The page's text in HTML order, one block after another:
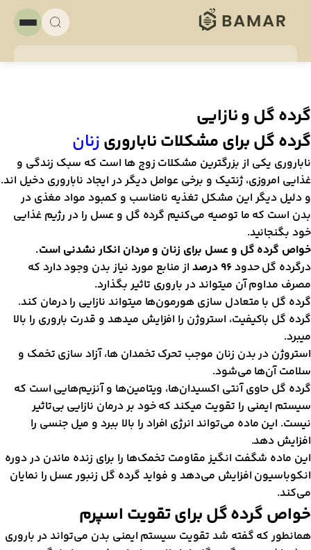
گل و نازایی
گل برای مشکلات ناباروریزنان
یکی از بزرگترین مشکلات زوج ها است که سبک زندگی و
امروزی، ژنتیک و برخی عوامل دیگر در ایجاد نا‌باروری دخیل اند.
دلیل دیگر این مشکل تغذیه نامناسب و کمبود مواد مغذی در
است که ما توصیه می‌کنیم گرده گل و عسل را در رژیم غذایی
بگنجانید.
گرده گل و عسل برای زنان و مردان انکار نشدنی است.
گل حدود۹۶ درصد
از منابع مورد نیاز بدن وجود دارد که
مداوم آن میتواند در باروری تاثیر بگذارد.
گل با متعادل سازی هورمون‌ها میتواند نازایی را درمان کند.
گل باکیفیت، استروژن را افزایش میدهد و قدرت باروری را بالا
در بدن زنان موجب تحرک تخمدان ها، آزاد سازی تخمک و
آن‌ها می‌شود.
گل حاوی آنتی اکسیدان‌ها، ویتامین‌ها و آنزیم‌هایی است که
ایمنی را تقویت میکند که خود بر درمان نازایی بی‌تاثیر
این ماده می‌تواند انرژی افراد را بالا ببرد و میل جنسی را
دهد.
ماده شگفت انگیز مقاومت تخمک‌ها را برای زنده ماندن در دوره
افزایش می‌دهد و فواید گرده گل زنبور عسل را نمایان
گرده گل برای تقویت اسپرم
که گفته شد تقویت سیستم ایمنی بدن می‌تواند در باروری